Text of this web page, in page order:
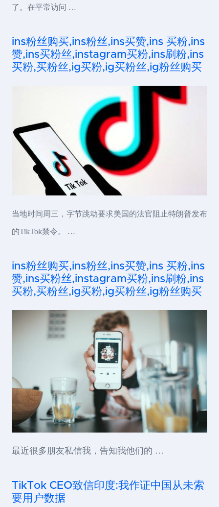
了。在平常访问 …
ins粉丝购买,ins粉丝,ins买赞,ins 买粉,ins
赞,ins买粉丝,instagram买粉,ins刷粉,ins
买粉,买粉丝,ig买粉,ig买粉丝,ig粉丝购买
当地时间周三，字节跳动要求美国的法官阻止特朗普发布
的TikTok禁令。 …
ins粉丝购买,ins粉丝,ins买赞,ins 买粉,ins
赞,ins买粉丝,instagram买粉,ins刷粉,ins
买粉,买粉丝,ig买粉,ig买粉丝,ig粉丝购买
最近很多朋友私信我，告知我他们的 …
TikTok CEO致信印度:我作证中国从未索
要用户数据